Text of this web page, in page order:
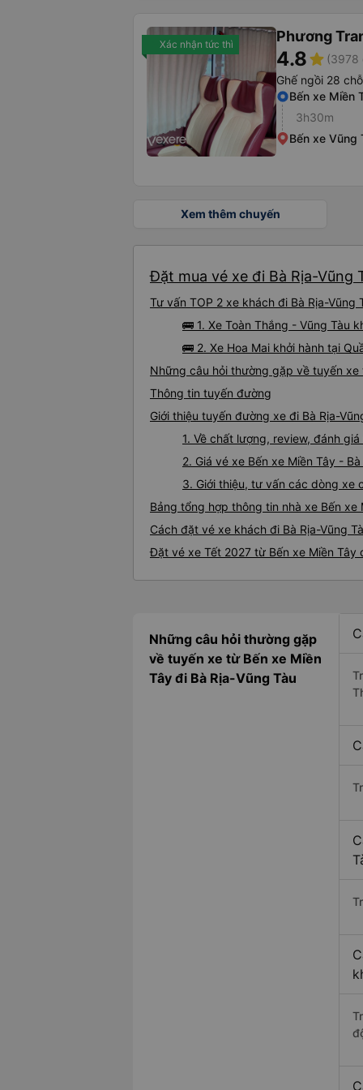
Xác nhận tức thì Phương
4.8star (3978
Ghế ngồi 28 chỗ
Bến xe Miền
3h30m
Bến xe Vũng
Xem thêm chuyến
Đặt mua vé xe đi Bà Rịa-Vũng
Tư vấn TOP 2 xe khách đi Bà Rịa-
🚌 1. Xe Toàn Thắng - Vũng Tàu
🚌 2. Xe Hoa Mai khởi hành tại
Những câu hỏi thường gặp về tuyến xe
Thông tin tuyến đường
Giới thiệu tuyến đường xe đi Bà Rịa-
1. Về chất lượng, review, đánh
2. Giá vé xe Bến xe Miền Tây - Bà
3. Giới thiệu, tư vấn các dòng xe
Bảng tổng hợp thông tin nhà xe Bến xe
Cách đặt vé xe khách đi Bà Rịa-Vũng
Đặt vé xe Tết 2027 từ Bến xe Miền Tây
Những câu hỏi thường gặp
về tuyến xe từ Bến xe Miền
Tây đi Bà Rịa-Vũng Tàu